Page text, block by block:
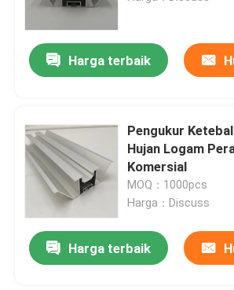
Harga terbaik
Pengukur
Hujan Logam
Komersial
MOQ：1000pcs
Harga：Discuss
Harga terbaik